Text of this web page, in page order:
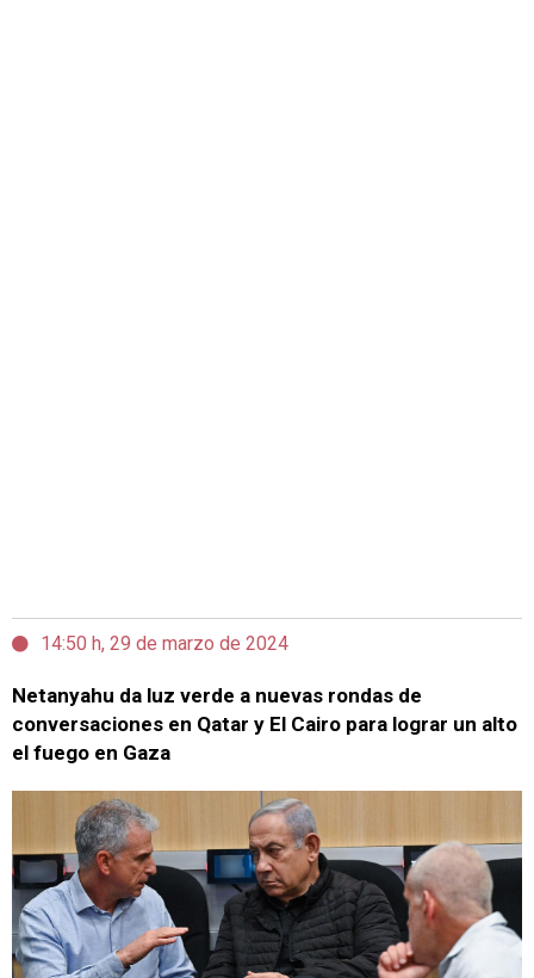
14:50 h, 29 de marzo de 2024
Netanyahu da luz verde a nuevas rondas de
conversaciones en Qatar y El Cairo para lograr un alto
el fuego en Gaza